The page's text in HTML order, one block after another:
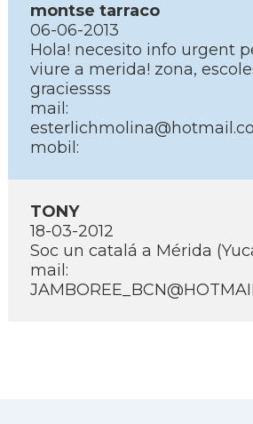
montse tarraco
06-06-2013
Hola! necesito info urgent
viure a merida! zona,
graciessss
mail:
mobil:
TONY
18-03-2012
Soc un catalá a Mérida
mail: